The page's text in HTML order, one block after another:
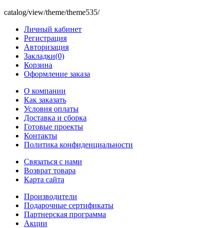
catalog/view/theme/theme535/
Личный кабинет
Регистрация
Авторизация
Закладки(0)
Корзина
Оформление заказа
O компании
Как заказать
Условия оплаты
Доставка и сборка
Готовые проекты
Контакты
Политика конфиденциальности
Связаться с нами
Возврат товара
Карта сайта
Производители
Подарочные сертификаты
Партнерская программа
Акции